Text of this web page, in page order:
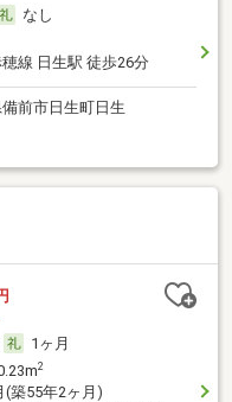
なし
穂線 日生駅 徒歩26分
備前市日生町日生
1ヶ月
2
(築55年2ヶ月)